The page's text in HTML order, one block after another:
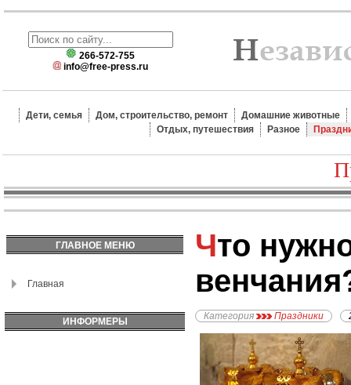
266-572-755
info@free-press.ru
Дети, семья Дом, строительство, ремонт
Домашние животные
Отдых, путешествия
Разное
ГЛАВНОЕ МЕНЮ
Главная
ИНФОРМЕРЫ
Что нужно для
Категория Праздники